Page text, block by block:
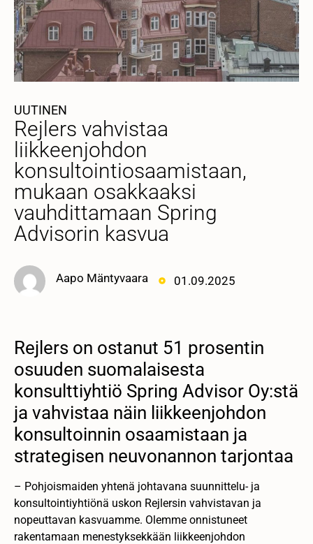
UUTINEN
Rejlers vahvistaa
liikkeenjohdon
konsultointiosaamistaan,
mukaan osakkaaksi
vauhdittamaan Spring
Advisorin kasvua
Aapo Mäntyvaara 01.09.2025
Rejlers on ostanut 51 prosentin
osuuden suomalaisesta
konsulttiyhtiö Spring Advisor Oy:stä
ja vahvistaa näin liikkeenjohdon
konsultoinnin osaamistaan ja
strategisen neuvonannon tarjontaa
– Pohjoismaiden yhtenä johtavana suunnittelu- ja
konsultointiyhtiönä uskon Rejlersin vahvistavan ja
nopeuttavan kasvuamme. Olemme onnistuneet
rakentamaan menestyksekkään liikkeenjohdon